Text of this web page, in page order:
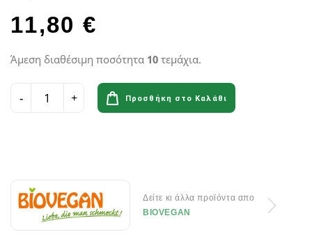
11,80 €
Άμεση διαθέσιμη ποσότητα 10 τεμάχια.
Προσθήκη στο Καλάθι
Δείτε κι άλλα προϊόντα απο
BIOVEGAN